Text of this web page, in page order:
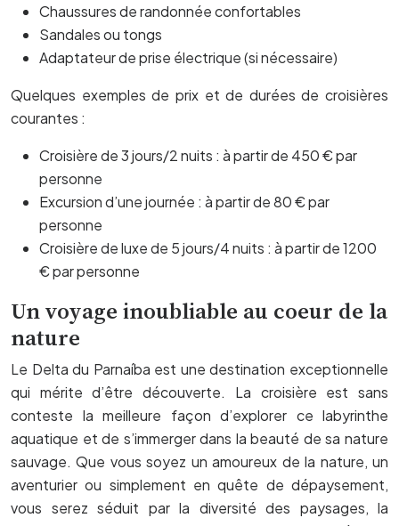
Chaussures de randonnée confortables
Sandales ou tongs
Adaptateur de prise électrique (si nécessaire)
Quelques exemples de prix et de durées de croisières
courantes :
Croisière de 3 jours/2 nuits : à partir de 450 € par
personne
Excursion d’une journée : à partir de 80 € par
personne
Croisière de luxe de 5 jours/4 nuits : à partir de 1200
€ par personne
Un voyage inoubliable au coeur de la
nature
Le Delta du Parnaíba est une destination exceptionnelle
qui mérite d’être découverte. La croisière est sans
conteste la meilleure façon d’explorer ce labyrinthe
aquatique et de s’immerger dans la beauté de sa nature
sauvage. Que vous soyez un amoureux de la nature, un
aventurier ou simplement en quête de dépaysement,
vous serez séduit par la diversité des paysages, la